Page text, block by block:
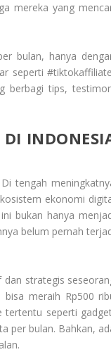
mereka yang
bulan, hanya
seperti
berbagi tips,
tengah
ekonomi
bukan hanya
belum pernah
strategis
meraih Rp500
tertentu seperti
per bulan. Bahkan,